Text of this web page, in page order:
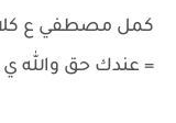
كمل مصطفي ع
= عندك حق والله